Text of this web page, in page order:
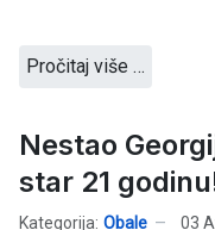
Pročitaj više …
Nestao
star 21
Kategorija: Obale 03